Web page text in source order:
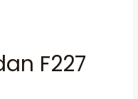
F227